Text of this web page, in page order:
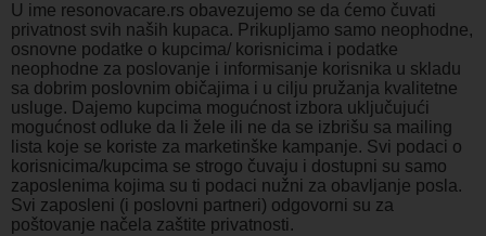
U ime resonovacare.rs obavezujemo se da ćemo čuvati
privatnost svih naših kupaca. Prikupljamo samo neophodne,
osnovne podatke o kupcima/ korisnicima i podatke
neophodne za poslovanje i informisanje korisnika u skladu
sa dobrim poslovnim običajima i u cilju pružanja kvalitetne
usluge. Dajemo kupcima mogućnost izbora uključujući
mogućnost odluke da li žele ili ne da se izbrišu sa mailing
lista koje se koriste za marketinške kampanje. Svi podaci o
korisnicima/kupcima se strogo čuvaju i dostupni su samo
zaposlenima kojima su ti podaci nužni za obavljanje posla.
Svi zaposleni (i poslovni partneri) odgovorni su za
poštovanje načela zaštite privatnosti.